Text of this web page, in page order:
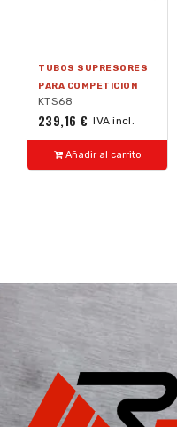
TUBOS SUPRESORES
PARA COMPETICION
KTS68
239,16 € IVA incl.
Añadir al carrito